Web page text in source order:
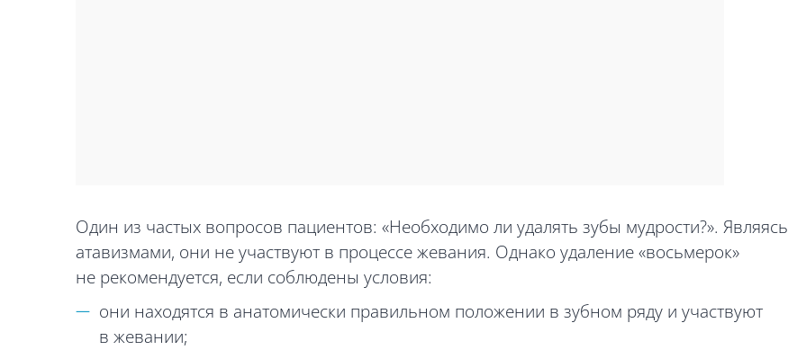
Один из частых вопросов пациентов: «Необходимо ли удалять зубы мудрости?». Являясь
атавизмами, они не участвуют в процессе жевания. Однако удаление «восьмерок»
не рекомендуется, если соблюдены условия:
они находятся в анатомически правильном положении в зубном ряду и участвуют
в жевании;